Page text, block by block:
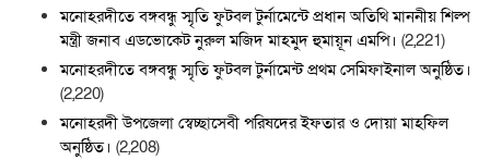
মনোহরদীতে বঙ্গবন্ধু স্মৃতি ফুটবল টুর্নামেন্টে প্রধান অতিথি মাননীয় শিল্প
মন্ত্রী জনাব এডভোকেট নুরুল মজিদ মাহমুদ হুমায়ূন এমপি। (2,221)
মনোহরদীতে বঙ্গবন্ধু স্মৃতি ফুটবল টুর্নামেন্ট প্রথম সেমিফাইনাল অনুষ্ঠিত।
(2,220)
মনোহরদী উপজেলা স্বেচ্ছাসেবী পরিষদের ইফতার ও দোয়া মাহফিল
অনুষ্ঠিত। (2,208)